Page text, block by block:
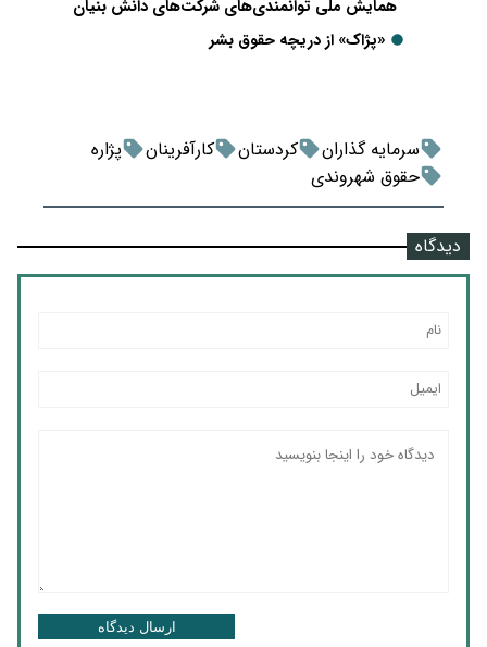
همایش ملی توانمندی‌های شرکت‌های دانش بنیان
«پژاک» از دریچه حقوق بشر
سرمایه گذاران کردستان کارآفرینان
پژاره
حقوق شهروندی
دیدگاه
ارسال دیدگاه